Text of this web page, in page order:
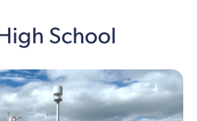
School